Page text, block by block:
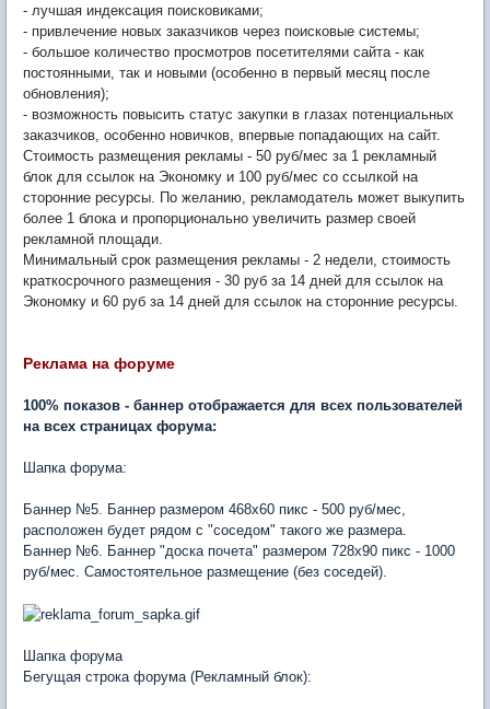
- лучшая индексация поисковиками;
- привлечение новых заказчиков через поисковые системы;
- большое количество просмотров посетителями сайта - как
постоянными, так и новыми (особенно в первый месяц после
обновления);
- возможность повысить статус закупки в глазах потенциальных
заказчиков, особенно новичков, впервые попадающих на сайт.
Стоимость размещения рекламы - 50 руб/мес за 1 рекламный
блок для ссылок на Экономку и 100 руб/мес со ссылкой на
сторонние ресурсы. По желанию, рекламодатель может выкупить
более 1 блока и пропорционально увеличить размер своей
рекламной площади.
Минимальный срок размещения рекламы - 2 недели, стоимость
краткосрочного размещения - 30 руб за 14 дней для ссылок на
Экономку и 60 руб за 14 дней для ссылок на сторонние ресурсы.
Реклама на форуме
100% показов - баннер отображается для всех пользователей
на всех страницах форума:
Шапка форума:
Баннер №5. Баннер размером 468х60 пикс - 500 руб/мес,
расположен будет рядом с "соседом" такого же размера.
Баннер №6. Баннер "доска почета" размером 728х90 пикс - 1000
руб/мес. Самостоятельное размещение (без соседей).
Шапка форума
Бегущая строка форума (Рекламный блок):